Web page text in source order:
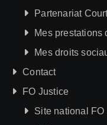
Partenariat
Mes prestations
Mes droits
Contact
FO Justice
Site national FO